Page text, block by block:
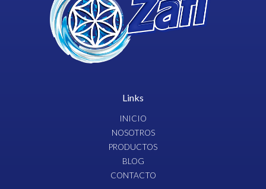
Links
INICIO
NOSOTROS
PRODUCTOS
BLOG
CONTACTO